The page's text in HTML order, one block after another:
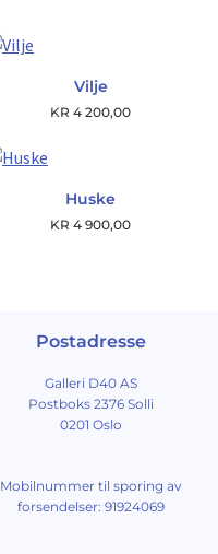
Vilje
KR 4 200,00
Huske
KR 4 900,00
Postadresse
Galleri D40 AS
Postboks 2376 Solli
0201 Oslo
Mobilnummer til sporing av
forsendelser: 91924069